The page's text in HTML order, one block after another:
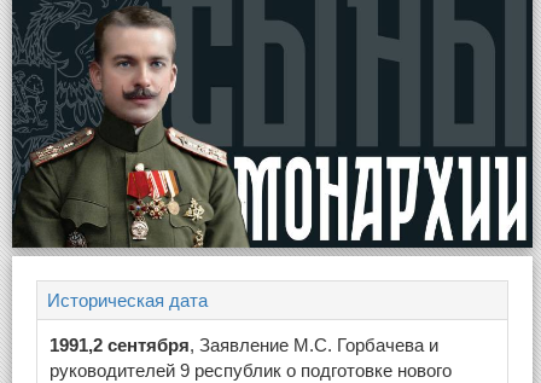
Историческая дата
1991,2 сентября, Заявление М.С. Горбачева и
руководителей 9 республик о подготовке нового